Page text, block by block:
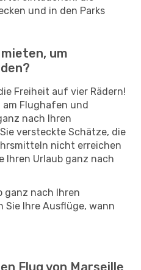
und in den Parks
um
Freiheit auf vier Rädern!
am Flughafen und
nach Ihren
versteckte Schätze, die
nicht erreichen
Ihren Urlaub ganz nach
ganz nach Ihren
Sie Ihre Ausflüge, wann
Flug von Marseille